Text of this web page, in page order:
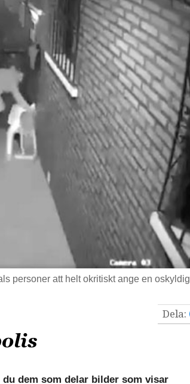
personer att helt okritiskt ange en oskyldig
Dela:
dem som delar bilder som visar